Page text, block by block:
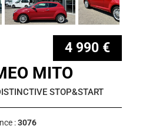
4 990 €
MITO
STOP&START
:3076